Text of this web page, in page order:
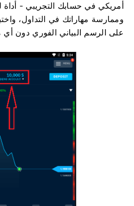
أمريكي في حسابك التجريبي - أداة
وممارسة مهاراتك في التداول،
على الرسم البياني الفوري دون